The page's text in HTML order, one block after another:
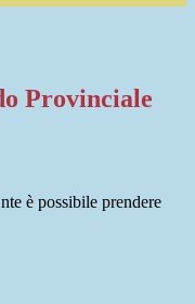
Provinciale
è possibile prendere